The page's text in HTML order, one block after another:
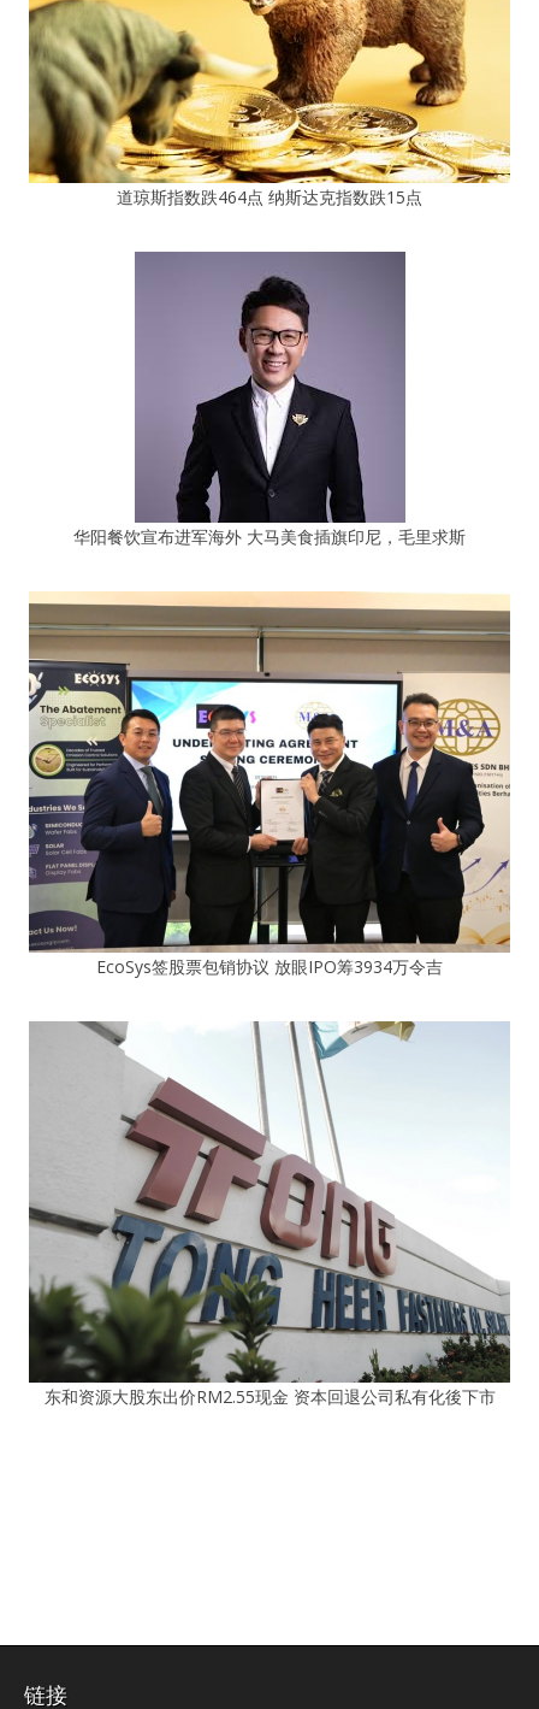
道琼斯指数跌464点 纳斯达克指数跌15点
华阳餐饮宣布进军海外 大马美食插旗印尼，毛里求斯
EcoSys签股票包销协议 放眼IPO筹3934万令吉
东和资源大股东出价RM2.55现金 资本回退公司私有化後下市
链接